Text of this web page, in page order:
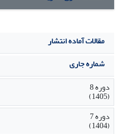
مقالات آماده انتشار
شماره جاری
دوره 8
(1405)
دوره 7
(1404)